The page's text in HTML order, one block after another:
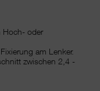
Hoch- oder
am Lenker.
zwischen 2,4 -